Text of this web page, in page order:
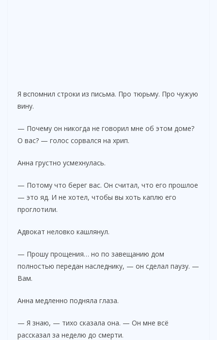
Я вспомнил строки из письма. Про тюрьму. Про чужую
вину.
— Почему он никогда не говорил мне об этом доме?
О вас? — голос сорвался на хрип.
Анна грустно усмехнулась.
— Потому что берег вас. Он считал, что его прошлое
— это яд. И не хотел, чтобы вы хоть каплю его
проглотили.
Адвокат неловко кашлянул.
— Прошу прощения… но по завещанию дом
полностью передан наследнику, — он сделал паузу. —
Вам.
Анна медленно подняла глаза.
— Я знаю, — тихо сказала она. — Он мне всё
рассказал за неделю до смерти.